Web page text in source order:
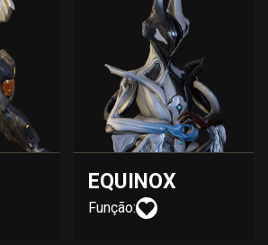
EQUINOX
Função: